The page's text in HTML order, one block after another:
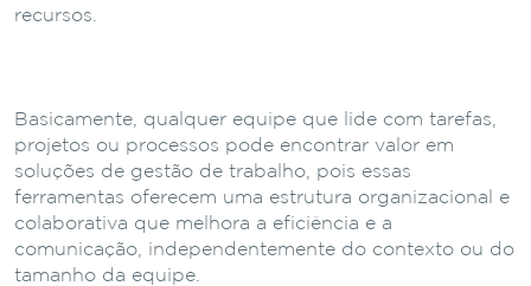
recursos.
Basicamente, qualquer equipe que lide com tarefas,
projetos ou processos pode encontrar valor em
soluções de gestão de trabalho, pois essas
ferramentas oferecem uma estrutura organizacional e
colaborativa que melhora a eficiência e a
comunicação, independentemente do contexto ou do
tamanho da equipe.